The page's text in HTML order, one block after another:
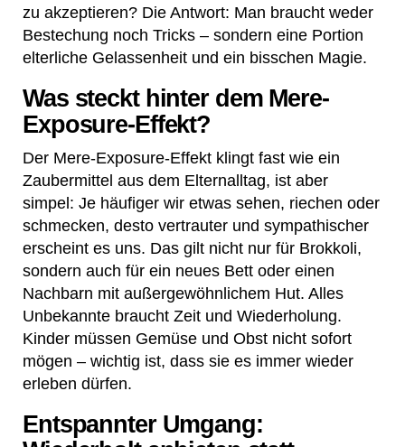
zu akzeptieren? Die Antwort: Man braucht weder
Bestechung noch Tricks – sondern eine Portion
elterliche Gelassenheit und ein bisschen Magie.
Was steckt hinter dem Mere-
Exposure-Effekt?
Der Mere-Exposure-Effekt klingt fast wie ein
Zaubermittel aus dem Elternalltag, ist aber
simpel: Je häufiger wir etwas sehen, riechen oder
schmecken, desto vertrauter und sympathischer
erscheint es uns. Das gilt nicht nur für Brokkoli,
sondern auch für ein neues Bett oder einen
Nachbarn mit außergewöhnlichem Hut. Alles
Unbekannte braucht Zeit und Wiederholung.
Kinder müssen Gemüse und Obst nicht sofort
mögen – wichtig ist, dass sie es immer wieder
erleben dürfen.
Entspannter Umgang: